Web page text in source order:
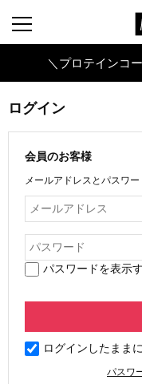
＼プロテインコ
ログイン
会員のお客様
メールアドレスとパスワ
パスワードを表示
ログインしたまま
パスワ